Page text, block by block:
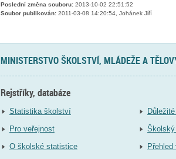
Poslední změna souboru:2013-10-02 22:51:52
Soubor publikován:2011-03-08 14:20:54, Johánek Jiří
MINISTERSTVO ŠKOLSTVÍ, MLÁDEŽE A
Rejstříky, databáze
Statistika školství
Pro veřejnost
O školské statistice